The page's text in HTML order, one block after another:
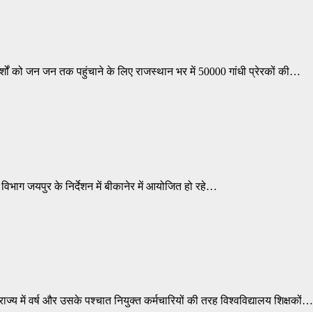
को जन जन तक पहुंचाने के लिए राजस्थान भर में 50000 गांधी प्रेरकों की…
जयपुर के निर्देशन में बीकानेर में आयोजित हो रहे…
में वर्ष और उसके पश्चात नियुक्त कर्मचारियों की तरह विश्वविद्यालय शिक्षकों…